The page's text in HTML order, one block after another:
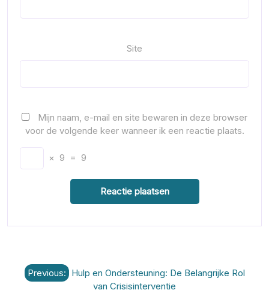
Site
Mijn naam, e-mail en site bewaren in deze browser
voor de volgende keer wanneer ik een reactie plaats.
× 9 = 9
Berichtnavigatie
Previous: Hulp en Ondersteuning: De Belangrijke Rol
van Crisisinterventie